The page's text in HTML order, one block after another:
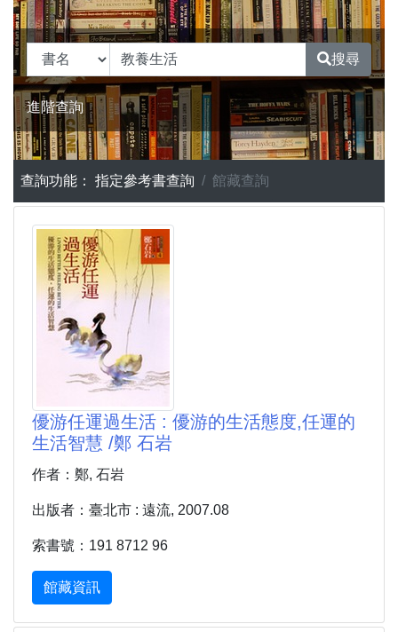
搜尋
進階查詢
查詢功能： 指定參考書查詢 館藏查詢
優游任運過生活 : 優游的生活態度,任運的
生活智慧 /鄭 石岩
作者：鄭, 石岩
出版者：臺北市 : 遠流, 2007.08
索書號：191 8712 96
館藏資訊